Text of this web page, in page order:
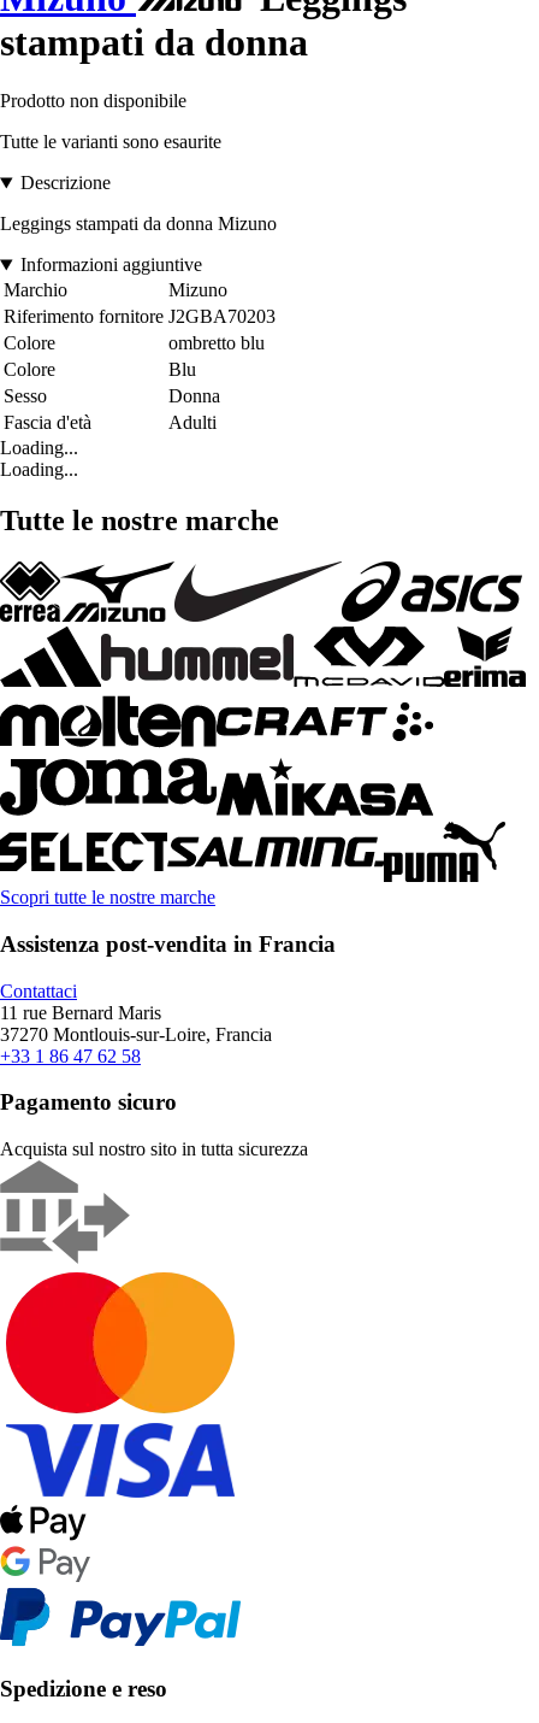
stampati da donna
Prodotto non disponibile
Tutte le varianti sono esaurite
Descrizione
Leggings stampati da donna Mizuno
Informazioni aggiuntive
Marchio
Mizuno
Riferimento fornitore J2GBA70203
Colore
ombretto blu
Colore
Blu
Sesso
Donna
Fascia d'età
Adulti
Loading...
Loading...
Tutte le nostre marche
Scopri tutte le nostre marche
Assistenza post-vendita in Francia
Contattaci
11 rue Bernard Maris
37270 Montlouis-sur-Loire, Francia
+33 1 86 47 62 58
Pagamento sicuro
Acquista sul nostro sito in tutta sicurezza
Spedizione e reso